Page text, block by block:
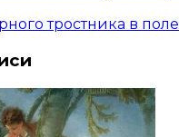
тростника в поле